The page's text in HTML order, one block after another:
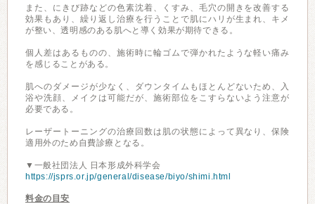
また、にきび跡などの色素沈着、くすみ、毛穴の開きを改善する
効果もあり、繰り返し治療を行うことで肌にハリが生まれ、キメ
が整い、透明感のある肌へと導く効果が期待できる。
個人差はあるものの、施術時に輪ゴムで弾かれたような軽い痛み
を感じることがある。
肌へのダメージが少なく、ダウンタイムもほとんどないため、入
浴や洗顔、メイクは可能だが、施術部位をこすらないよう注意が
必要である。
レーザートーニングの治療回数は肌の状態によって異なり、保険
適用外のため自費診療となる。
▼一般社団法人 日本形成外科学会
https://jsprs.or.jp/general/disease/biyo/shimi.html
料金の目安